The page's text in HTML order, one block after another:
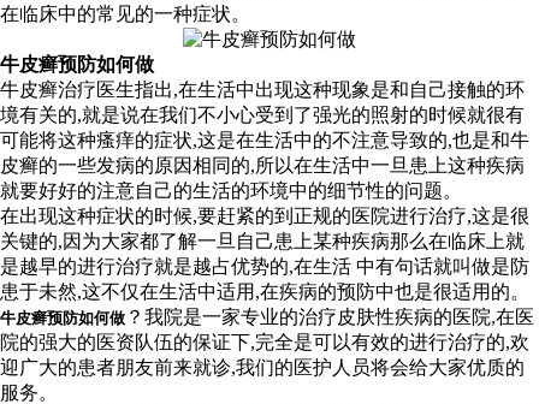
在临床中的常见的一种症状。
牛皮癣预防如何做
牛皮癣治疗医生指出,在生活中出现这种现象是和自己接触的环
境有关的,就是说在我们不小心受到了强光的照射的时候就很有
可能将这种瘙痒的症状,这是在生活中的不注意导致的,也是和牛
皮癣的一些发病的原因相同的,所以在生活中一旦患上这种疾病
就要好好的注意自己的生活的环境中的细节性的问题。
在出现这种症状的时候,要赶紧的到正规的医院进行治疗,这是很
关键的,因为大家都了解一旦自己患上某种疾病那么在临床上就
是越早的进行治疗就是越占优势的,在生活 中有句话就叫做是防
患于未然,这不仅在生活中适用,在疾病的预防中也是很适用的。
牛皮癣预防如何做 ？我院是一家专业的治疗皮肤性疾病的医院,在医
院的强大的医资队伍的保证下,完全是可以有效的进行治疗的,欢
迎广大的患者朋友前来就诊,我们的医护人员将会给大家优质的
服务。